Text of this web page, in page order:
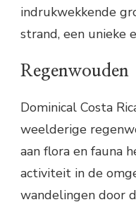
indrukwekkende
strand, een unieke
Regenwouden
Dominical Costa
weelderige
aan flora en fauna
activiteit in de
wandelingen door